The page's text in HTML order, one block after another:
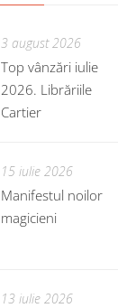
3 august 2026
Top vânzări iulie
2026. Librăriile
Cartier
15 iulie 2026
Manifestul noilor
magicieni
13 iulie 2026